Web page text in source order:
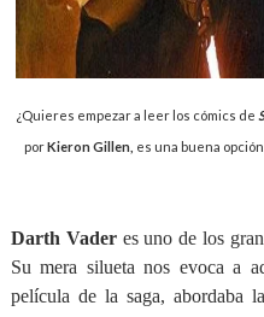
¿Quieres empezar a leer los cómics de
porKieron Gillen, es una buena
Darth Vaderes uno de los
Su mera silueta nos evoca a
película de la saga, abordaba la